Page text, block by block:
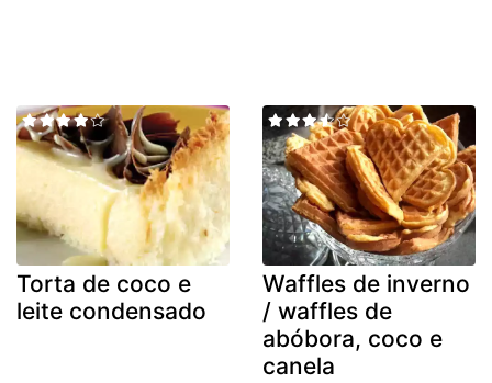
Torta de coco e
leite condensado
Waffles de inverno
/ waffles de
abóbora, coco e
canela